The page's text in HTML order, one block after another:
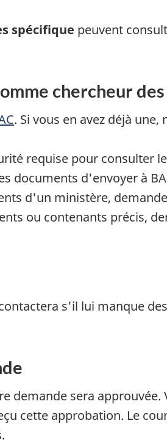
spécifique peuvent
chercheur
. Si vous en avez déjà
requise pour consulter
documents d'envoyer à
d'un ministère,
ou contenants précis,
s'il lui manque
demande sera
cette approbation. Le